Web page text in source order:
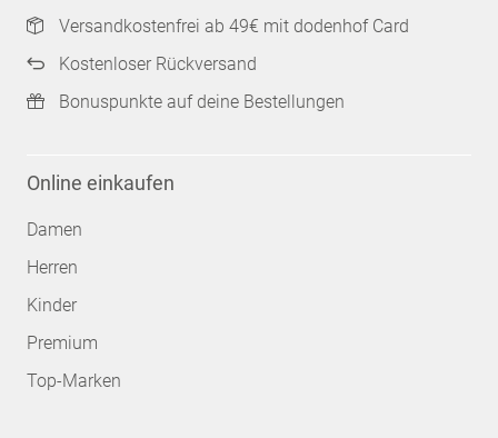
Versandkostenfrei ab 49€ mit dodenhof Card
Kostenloser Rückversand
Bonuspunkte auf deine Bestellungen
Online einkaufen
Damen
Herren
Kinder
Premium
Top-Marken